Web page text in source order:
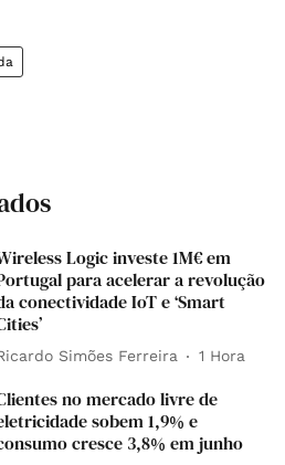
Logic investe 1M€ em
para acelerar a revolução
conectividade IoT e ‘Smart
Simões Ferreira 1 Hora
no mercado livre de
sobem 1,9% e
cresce 3,8% em junho